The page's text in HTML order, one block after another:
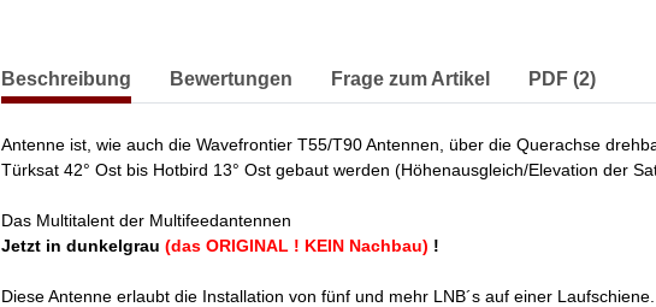
Beschreibung Bewertungen Frage zum Artikel PDF (2)
Antenne ist, wie auch die Wavefrontier T55/T90 Antennen, über die Querachse
Türksat 42° Ost bis Hotbird 13° Ost gebaut werden (Höhenausgleich/Elevation der
Das Multitalent der Multifeedantennen
Jetzt in dunkelgrau (das ORIGINAL ! KEIN Nachbau) !
Diese Antenne erlaubt die Installation von fünf und mehr LNB´s auf einer Laufschiene.